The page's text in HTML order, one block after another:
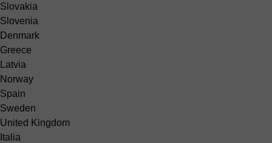
Slovakia
Slovenia
Denmark
Greece
Latvia
Norway
Spain
Sweden
United Kingdom
Italia